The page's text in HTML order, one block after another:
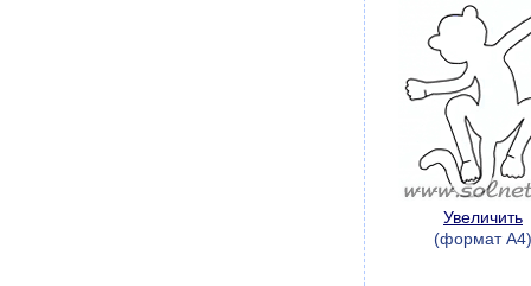
Увеличить
(формат А4)